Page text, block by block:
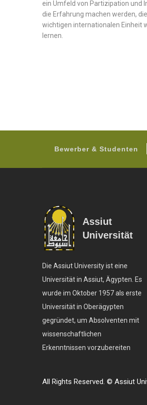
ein Umfeld von Partizipation und
die Erfahrung machen werden,
wichtigen internationalen Einheit
lernen.
Bewerber & Studenten
Assiut
Universität
Die Assiut University ist eine
Universität in Assiut, Ägypten. Es
wurde im Oktober 1957 als erste
Universität in Oberägypten
gegründet, um Absolventen mit
wissenschaftlichen
Erkenntnissen vorzubereiten
All Rights Reserved. © Assiut